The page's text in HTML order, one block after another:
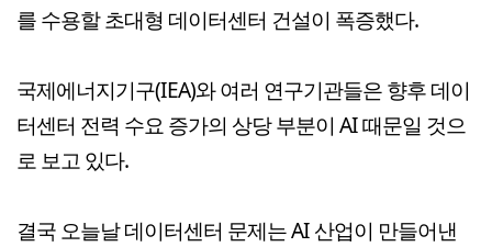
를 수용할 초대형 데이터센터 건설이 폭증했다.
국제에너지기구(IEA)와 여러 연구기관들은 향후 데이
터센터 전력 수요 증가의 상당 부분이 AI 때문일 것으
로 보고 있다.
결국 오늘날 데이터센터 문제는 AI 산업이 만들어낸